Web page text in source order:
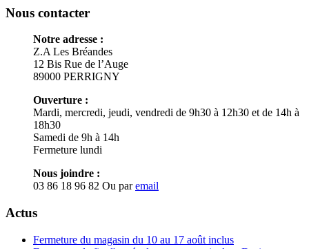
Nous contacter
Notre adresse :
Z.A Les Bréandes
12 Bis Rue de l’Auge
89000 PERRIGNY
Ouverture :
Mardi, mercredi, jeudi, vendredi de 9h30 à 12h30 et de 14h à
18h30
Samedi de 9h à 14h
Fermeture lundi
Nous joindre :
03 86 18 96 82 Ou paremail
Actus
Fermeture du magasin du 10 au 17 août inclus